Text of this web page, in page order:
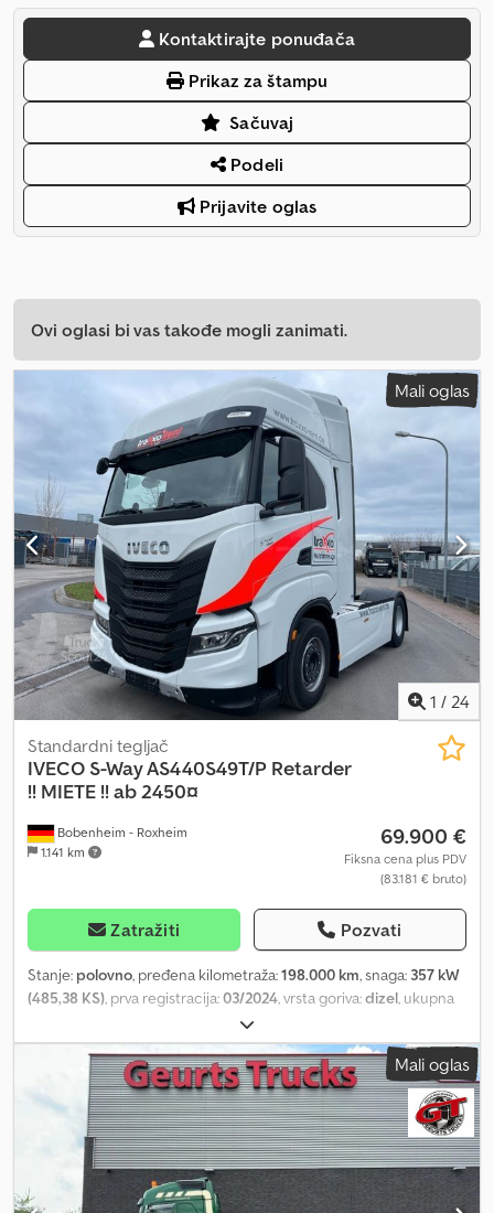
Kontaktirajte ponuđača
Prikaz za štampu
Sačuvaj
Podeli
Prijavite oglas
Ovi oglasi bi vas takođe mogli zanimati.
Mali oglas
1 / 24
Bobenheim - Roxheim
1.141 km
Standardni tegljač
IVECO S-Way AS440S49T/P Retarder
!! MIETE !! ab 2450¤
69.900 €
Fiksna cena plus PDV
(83.181 € bruto)
Zatražiti Pozvati
Stanje: polovno, pređena kilometraža:198.000 km, snaga: 357 kW
(485,38 KS) , prva registracija:03/2024 , vrsta goriva:dizel , ukupna
, konfiguracija osovina:
retarder, boja:bela, tip prenosa:automatski, emisioni razred:Euro
, Oprema:ABS, grejač za parkiranje, klima uređaj, navigacioni
, Iveco S-Way AS440S49T/P * !!! Iznajmljivanje !!! * Nemačko
vozilo * Lisnata / vazdušna suspenzija * Međuosovinsko rastojanje
3.800 mm Codpfxevvf Tvo Aggerf * EURO 6E * Automatski menjač
* Retarder * Dupla rezervoarska instalacija 640 l + 480 l * Kožni
volan * Full LED svetla * Automatska svetla * Automatska klima *
Pomoćno grejanje kabine * Bord kompjuter * Prikaz opterećenja
Mali oglas